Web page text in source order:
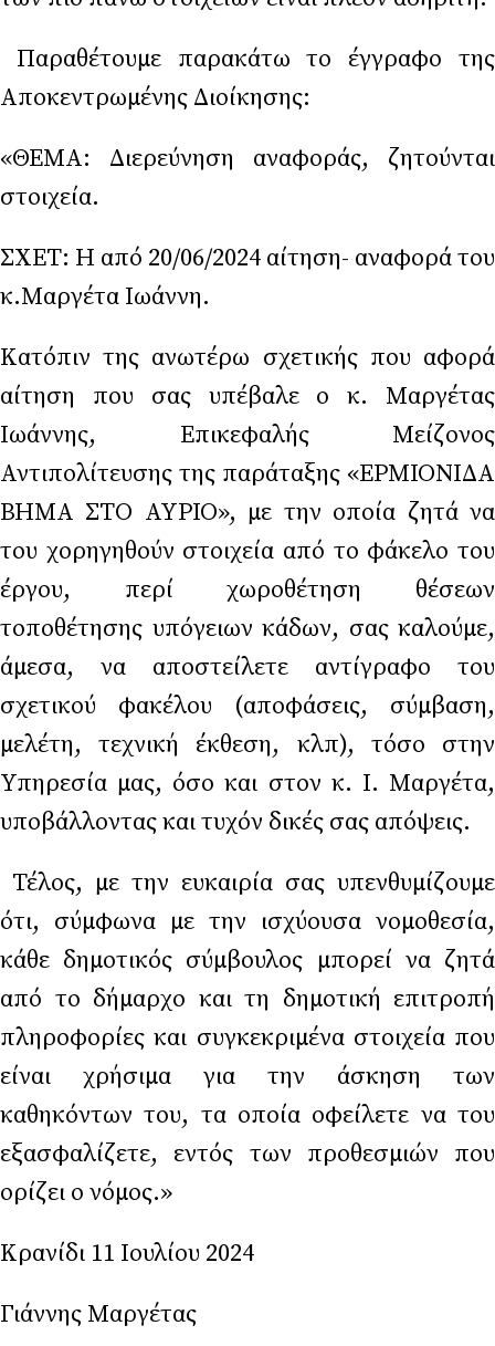
Παραθέτουμε παρακάτω το έγγραφο της
Αποκεντρωμένης Διοίκησης:
«ΘΕΜΑ: Διερεύνηση αναφοράς, ζητούνται
στοιχεία.
ΣΧΕΤ: Η από 20/06/2024 αίτηση- αναφορά του
κ.Μαργέτα Ιωάννη.
Κατόπιν της ανωτέρω σχετικής που αφορά
αίτηση που σας υπέβαλε ο κ. Μαργέτας
Ιωάννης, Επικεφαλής Μείζονος
Αντιπολίτευσης της παράταξης «ΕΡΜΙΟΝΙΔΑ
ΒΗΜΑ ΣΤΟ ΑΥΡΙΟ», με την οποία ζητά να
του χορηγηθούν στοιχεία από το φάκελο του
έργου, περί χωροθέτηση θέσεων
τοποθέτησης υπόγειων κάδων, σας καλούμε,
άμεσα, να αποστείλετε αντίγραφο του
σχετικού φακέλου (αποφάσεις, σύμβαση,
μελέτη, τεχνική έκθεση, κλπ), τόσο στην
Υπηρεσία μας, όσο και στον κ. Ι. Μαργέτα,
υποβάλλοντας και τυχόν δικές σας απόψεις.
Τέλος, με την ευκαιρία σας υπενθυμίζουμε
ότι, σύμφωνα με την ισχύουσα νομοθεσία,
κάθε δημοτικός σύμβουλος μπορεί να ζητά
από το δήμαρχο και τη δημοτική επιτροπή
πληροφορίες και συγκεκριμένα στοιχεία που
είναι χρήσιμα για την άσκηση των
καθηκόντων του, τα οποία οφείλετε να του
εξασφαλίζετε, εντός των προθεσμιών που
ορίζει ο νόμος.»
Κρανίδι 11 Ιουλίου 2024
Γιάννης Μαργέτας